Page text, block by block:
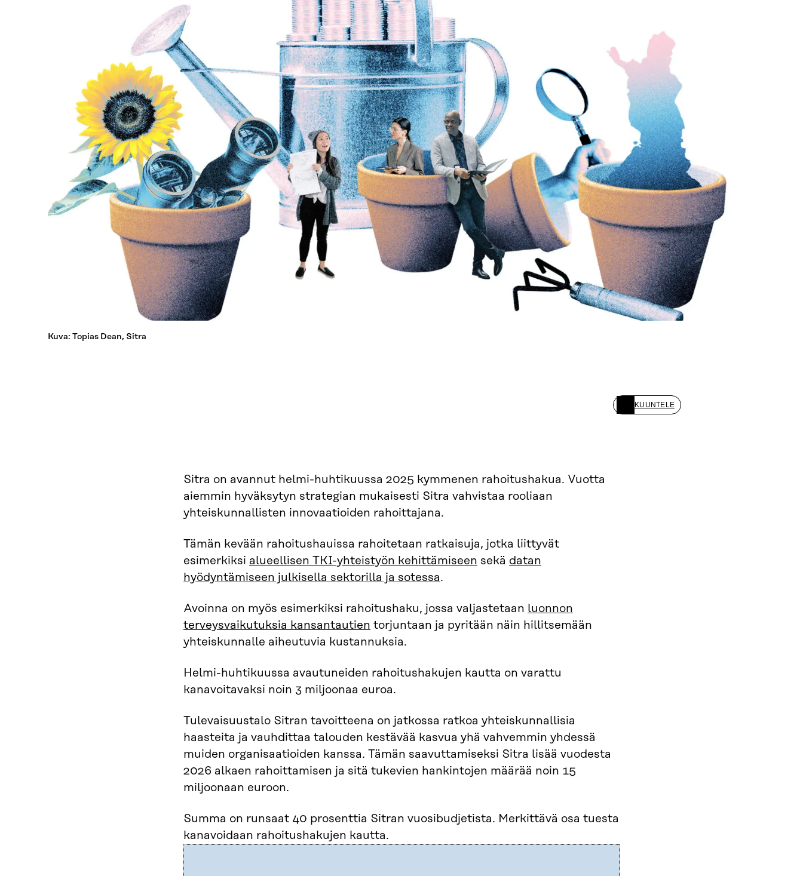
Kuva: Topias Dean, Sitra
KUUNTELE
Sitra on avannut helmi-huhtikuussa 2025 kymmenen rahoitushakua. Vuotta
aiemmin hyväksytyn strategian mukaisesti Sitra vahvistaa rooliaan
yhteiskunnallisten innovaatioiden rahoittajana.
Tämän kevään rahoitushauissa rahoitetaan ratkaisuja, jotka liittyvät
esimerkiksi alueellisen TKI-yhteistyön kehittämiseen sekä datan
hyödyntämiseen julkisella sektorilla ja sotessa.
Avoinna on myös esimerkiksi rahoitushaku, jossa valjastetaan luonnon
terveysvaikutuksia kansantautien torjuntaan ja pyritään näin hillitsemään
yhteiskunnalle aiheutuvia kustannuksia.
Helmi-huhtikuussa avautuneiden rahoitushakujen kautta on varattu
kanavoitavaksi noin 3 miljoonaa euroa.
Tulevaisuustalo Sitran tavoitteena on jatkossa ratkoa yhteiskunnallisia
haasteita ja vauhdittaa talouden kestävää kasvua yhä vahvemmin yhdessä
muiden organisaatioiden kanssa. Tämän saavuttamiseksi Sitra lisää vuodesta
2026 alkaen rahoittamisen ja sitä tukevien hankintojen määrää noin 15
miljoonaan euroon.
Summa on runsaat 40 prosenttia Sitran vuosibudjetista. Merkittävä osa tuesta
kanavoidaan rahoitushakujen kautta.